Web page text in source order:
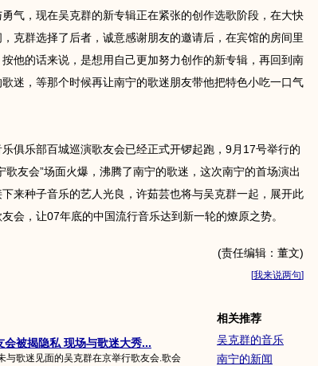
气，现在吴克群的新专辑正在紧张的创作选歌阶段，在大快
克群选择了后者，诚意感谢朋友的邀请后，在宾馆的房间里
他的话来说，是想用自己更加努力创作的新专辑，再回到南
迷，等那个时候再让南宁的歌迷朋友带他把特色小吃一口气
乐部百城巡演歌友会已经正式开锣起跑，9月17号举行的
歌友会”场面火爆，沸腾了南宁的歌迷，这次南宁的首场演出
来种子音乐的艺人光良，许茹芸也将与吴克群一起，展开此
会，让07年底的中国流行音乐达到新一轮的燎原之势。
(责任编辑：董文)
[我来说两句]
会被揭隐私 现场与歌迷大秀...
与歌迷见面的吴克群在京举行歌友会.歌会
相关推荐
吴克群的音乐
南宁的新闻